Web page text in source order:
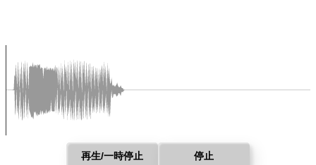
再生/一時停止 停止